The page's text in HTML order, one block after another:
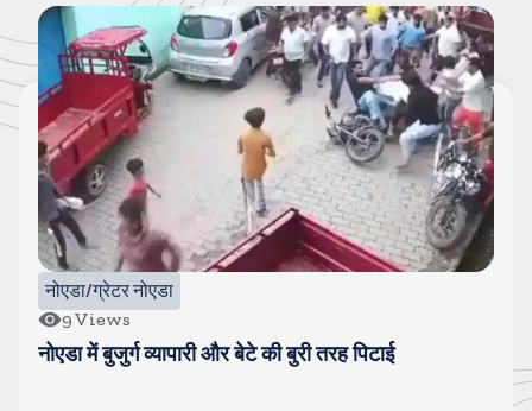
दिल्ली NCR
70Views
एक लाख के इनामी फुरकान को पुलिस ने किया ढेर, 30 से ज्यादा